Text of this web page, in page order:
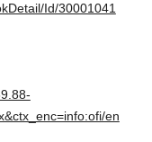
Id/30001041
en